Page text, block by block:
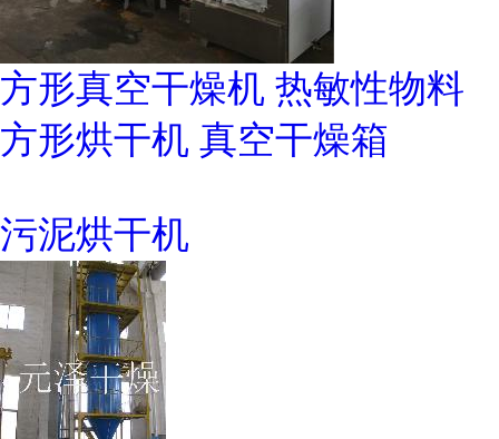
方形真空干燥机 热敏性物料
方形烘干机 真空干燥箱
污泥烘干机